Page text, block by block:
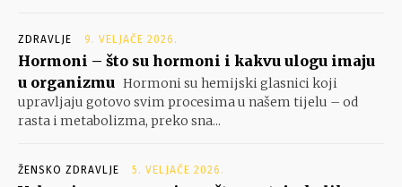
ZDRAVLJE 9. VELJAČE 2026.
Hormoni – što su hormoni i kakvu ulogu imaju
u organizmu Hormoni su hemijski glasnici koji
upravljaju gotovo svim procesima u našem tijelu – od
rasta i metabolizma, preko sna...
ŽENSKO ZDRAVLJE 5. VELJAČE 2026.